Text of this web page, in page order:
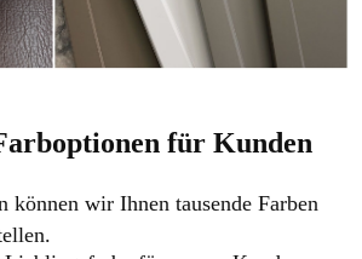
für Kunden
können wir Ihnen tausende Farben